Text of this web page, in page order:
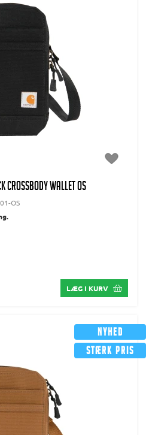
Crossbody Wallet OS
OS
LÆG I KURV
Nyhed
Stærk pris